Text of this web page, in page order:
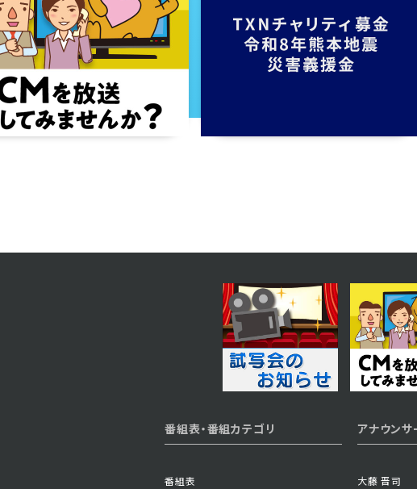
2023年08月23日 放送
第9話 複雑な心
番組表・番組カテゴリ
番組表
アナウンサ
大藤 晋司